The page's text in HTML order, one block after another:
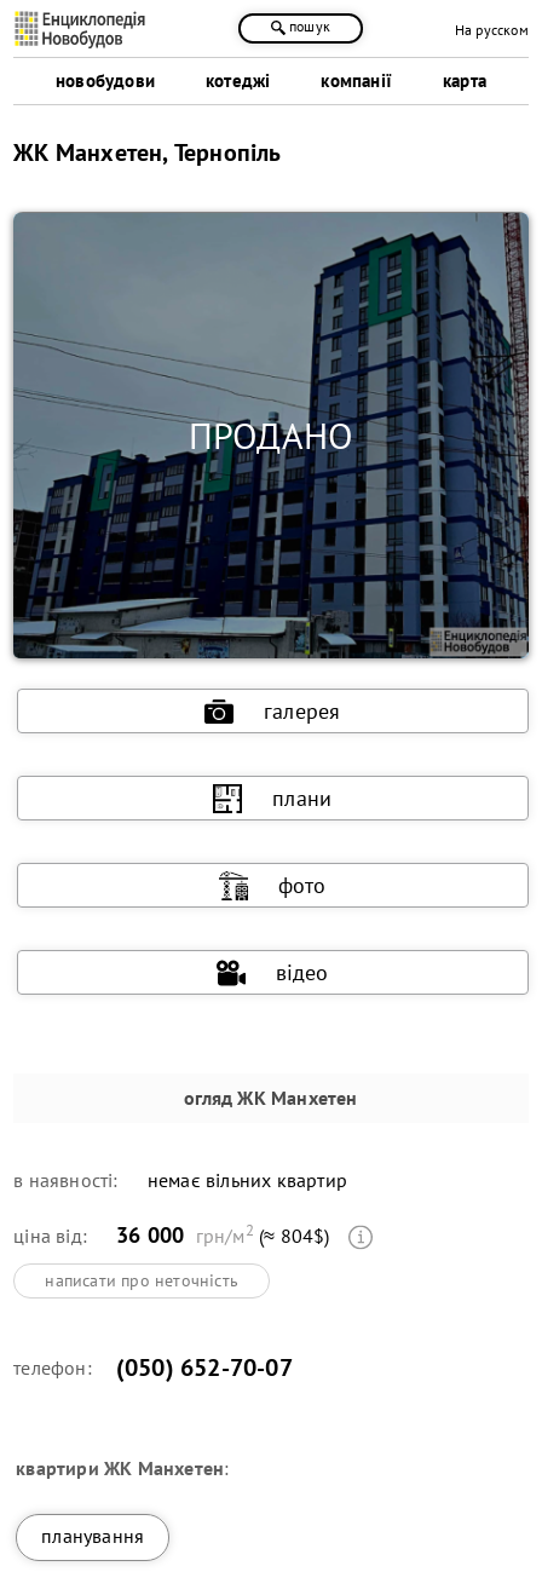
новобудови котеджі компанії карта
пошук На русском
ЖК Манхетен, Тернопіль
галерея
плани
фото
відео
огляд ЖК Манхетен
в наявності: немає вільних квартир
ціна від: 36 000 грн/м2 (≈ 804$)
написати про неточність
телефон: (050) 652-70-07
квартири ЖК Манхетен:
планування